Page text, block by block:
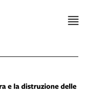
e la distruzione delle